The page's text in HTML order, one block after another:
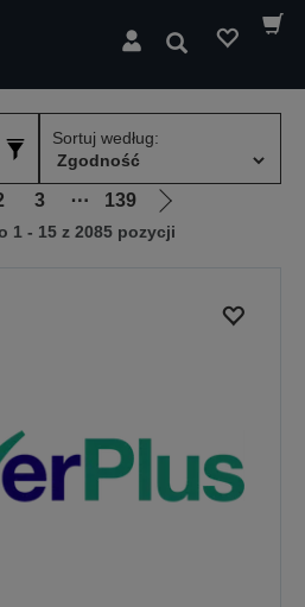
Wyszukaj
Sortuj według:
3 ⋯ 139
Przejdź
do
1 - 15 z 2085 pozycji